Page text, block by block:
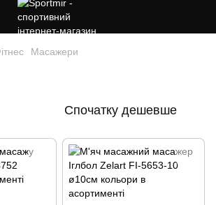
Масажери
Спочатку дешевше